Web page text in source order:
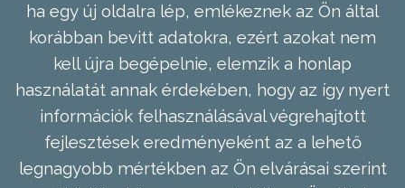
ha egy új oldalra lép, emlékeznek az Ön által
korábban bevitt adatokra, ezért azokat nem
kell újra begépelnie, elemzik a honlap
használatát annak érdekében, hogy az így nyert
információk felhasználásával végrehajtott
fejlesztések eredményeként az a lehető
legnagyobb mértékben az Ön elvárásai szerint